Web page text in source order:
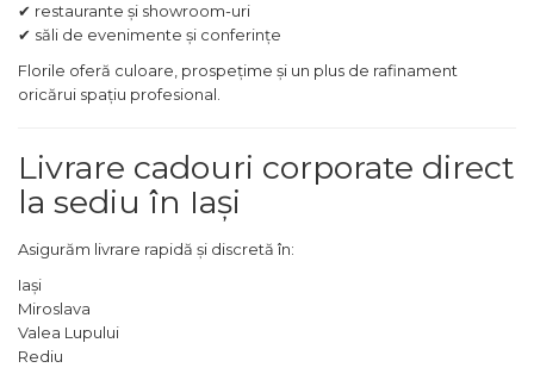
✔ restaurante și showroom-uri
✔ săli de evenimente și conferințe
Florile oferă culoare, prospețime și un plus de rafinament
oricărui spațiu profesional.
Livrare cadouri corporate direct
la sediu în Iași
Asigurăm livrare rapidă și discretă în:
Iași
Miroslava
Valea Lupului
Rediu